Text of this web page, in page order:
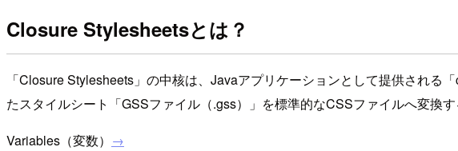
Closure Stylesheetsとは？
「Closure Stylesheets」の中核は、Javaアプリケーションとして提供され
たスタイルシート「GSSファイル（.gss）」を標準的なCSSファイルへ変換
Variables（変数） →